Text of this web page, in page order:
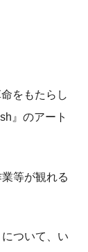
をもたらし
』のアート
等が観れる
ついて、い